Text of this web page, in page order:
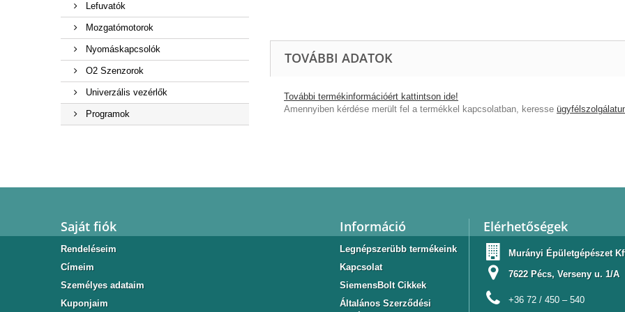
Lefuvatók
Mozgatómotorok
Nyomáskapcsolók
O2 Szenzorok
Univerzális vezérlők
Programok
TOVÁBBI ADATOK
További termékinformációért kattintson ide!
Amennyiben kérdése merült fel a termékkel kapcsolatban, keresse
Saját fiók
Rendeléseim
Címeim
Személyes adataim
Kuponjaim
Információ
Legnépszerübb termékeink
Kapcsolat
SiemensBolt Cikkek
Általános Szerződési
Elérhetőségek
Murányi Épületgépészet
7622 Pécs, Verseny u. 1/A
+36 72 / 450 – 540